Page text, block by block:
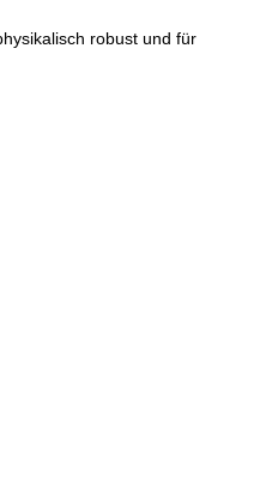
robust und für